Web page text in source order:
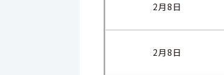
2月8日
2月8日